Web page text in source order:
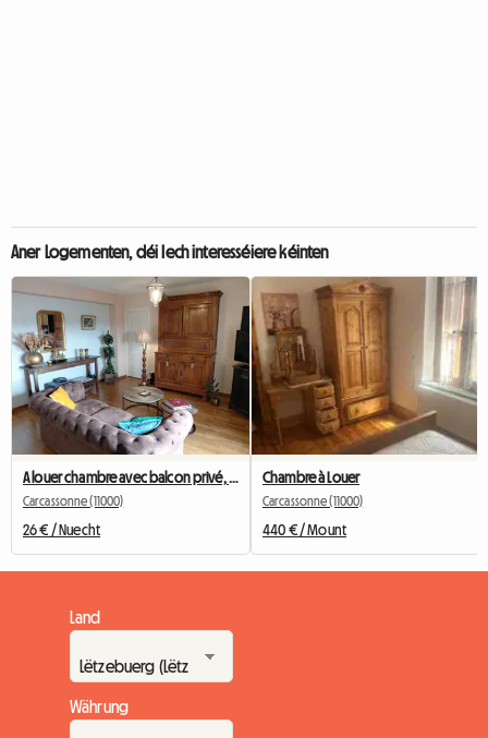
Aner Logementen, déi Iech interesséiere kéinten
A louer chambre avec balcon privé, vue sur la cité médiévale
Carcassonne (11000)
26 € / Nuecht
Chambre à Louer
Carcassonne (11000)
440 € / Mount
Land
Währung